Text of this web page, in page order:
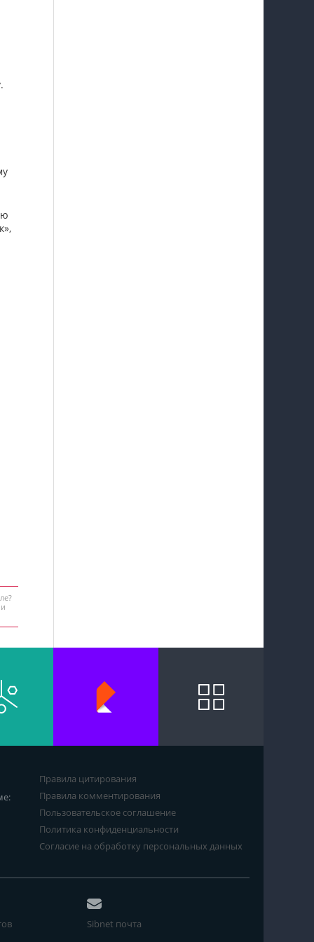
Правила цитирования
Правила комментирования
Пользовательское соглашение
Политика конфиденциальности
Согласие на обработку персональных данных
Sibnet почта